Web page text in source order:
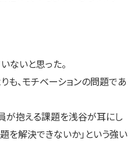
ないと思った。
も、モチベーションの問題であ
員が抱える課題を浅谷が耳にし
を解決できないか」という強い